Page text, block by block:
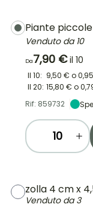
Piante
Venduto da 10
Da7,90 € il 10
Il 10: 9,50 € o
Il 20: 15,80 € o
Rif: 859732
zolla 4 cm x
Venduto da 3